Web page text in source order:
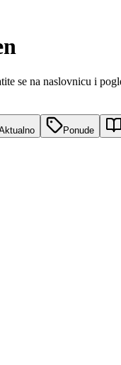
se na naslovnicu i
Ponude